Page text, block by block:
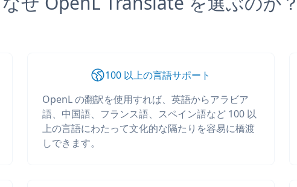
100 以上の言語サポート
OpenL の翻訳を使用すれば、英語からアラビア
語、中国語、フランス語、スペイン語など 100 以
上の言語にわたって文化的な隔たりを容易に橋渡
しできます。